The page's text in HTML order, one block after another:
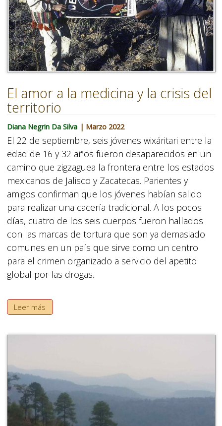
El amor a la medicina y la crisis del
territorio
Diana Negrin Da Silva | Marzo 2022
El 22 de septiembre, seis jóvenes wixáritari entre la
edad de 16 y 32 años fueron desaparecidos en un
camino que zigzaguea la frontera entre los estados
mexicanos de Jalisco y Zacatecas. Parientes y
amigos confirman que los jóvenes habían salido
para realizar una cacería tradicional. A los pocos
días, cuatro de los seis cuerpos fueron hallados
con las marcas de tortura que son ya demasiado
comunes en un país que sirve como un centro
para el crimen organizado a servicio del apetito
global por las drogas.
Leer más